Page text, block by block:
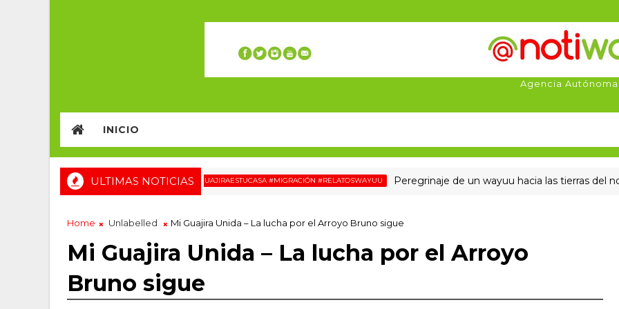
Agencia
INICIO
ULTIMAS NOTICIAS
#WAYUU #LAGUAJIRAESTUCASA #MIGRACIÓN #RELATOSWAYUU Peregrinaje de un wayuu hacia las tierras del norte
Home Unlabelled Mi Guajira Unida – La lucha por el Arroyo Bruno sigue
Mi Guajira Unida – La lucha por el Arroyo
Bruno sigue